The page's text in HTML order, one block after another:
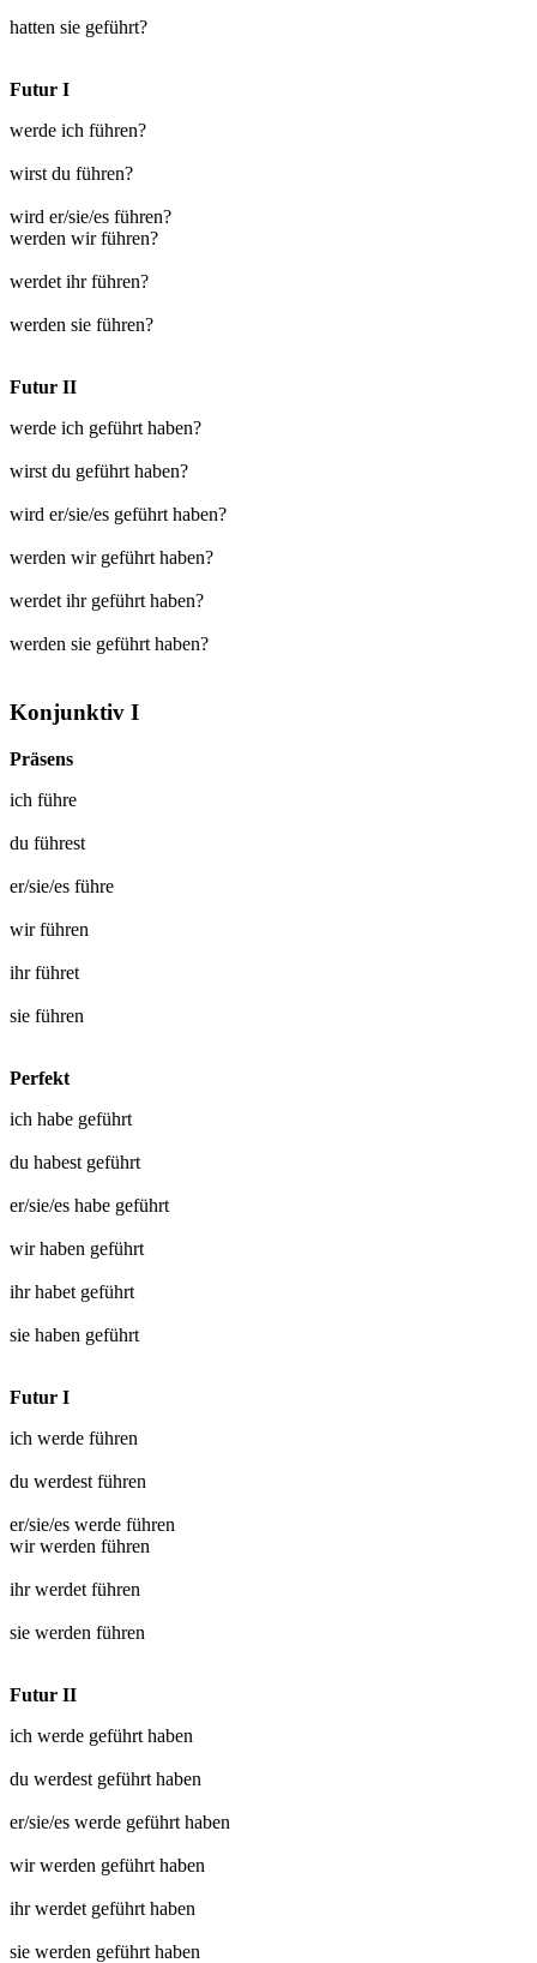
hatten sie geführt?
Futur I
werde ich führen?
wirst du führen?
wird er/sie/es führen?
werden wir führen?
werdet ihr führen?
werden sie führen?
Futur II
werde ich geführt haben?
wirst du geführt haben?
wird er/sie/es geführt haben?
werden wir geführt haben?
werdet ihr geführt haben?
werden sie geführt haben?
Konjunktiv I
Präsens
ich führe
du führest
er/sie/es führe
wirführen
ihrführet
sie führen
Perfekt
ich habe geführt
du habest geführt
er/sie/es habe geführt
wir haben geführt
ihr habet geführt
sie haben geführt
Futur I
ich werde führen
du werdest führen
er/sie/es werde führen
wir werden führen
ihr werdet führen
sie werden führen
Futur II
ich werde geführt haben
du werdest geführt haben
er/sie/es werde geführt haben
wir werden geführt haben
ihr werdet geführt haben
sie werden geführt haben